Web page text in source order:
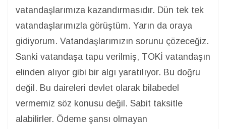
vatandaşlarımıza kazandırmasıdır. Dün tek tek
vatandaşlarımızla görüştüm. Yarın da oraya
gidiyorum. Vatandaşlarımızın sorunu çözeceğiz.
Sanki vatandaşa tapu verilmiş, TOKİ vatandaşın
elinden alıyor gibi bir algı yaratılıyor. Bu doğru
değil. Bu daireleri devlet olarak bilabedel
vermemiz söz konusu değil. Sabit taksitle
alabilirler. Ödeme şansı olmayan